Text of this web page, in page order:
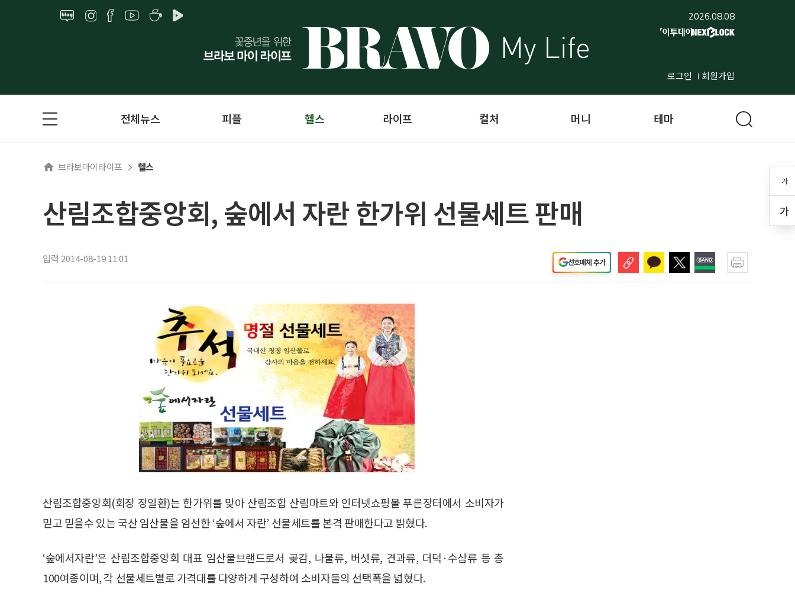
2026.08.08
로그인 회원가입
가
가
전체뉴스 피플 헬스 라이프 컬처 머니 테마
브라보마이라이프 헬스
산림조합중앙회, 숲에서 자란 한가위 선물세트 판매
입력 2014-08-19 11:01 선호매체 추가
산림조합중앙회(회장 장일환)는 한가위를 맞아 산림조합 산림마트와 인터넷쇼핑몰 푸른장터에서 소비자가
믿고 믿을수 있는 국산 임산물을 엄선한 ‘숲에서 자란’ 선물세트를 본격 판매한다고 밝혔다.
‘숲에서자란’은 산림조합중앙회 대표 임산물브랜드로서 곶감, 나물류, 버섯류, 견과류, 더덕·수삼류 등 총
100여종이며, 각 선물세트별로 가격대를 다양하게 구성하여 소비자들의 선택폭을 넓혔다.